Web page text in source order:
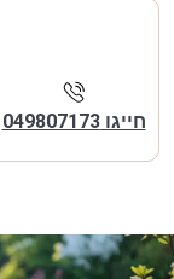
חייגו 049807173